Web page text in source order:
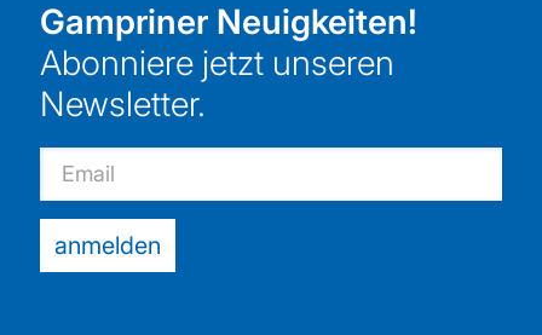
Gampriner Neuigkeiten!
Abonniere jetzt unseren
Newsletter.
Email
anmelden